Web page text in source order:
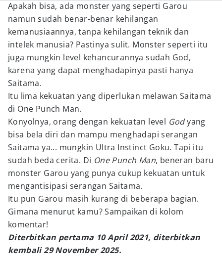
Apakah bisa, ada monster yang seperti Garou
namun sudah benar-benar kehilangan
kemanusiaannya, tanpa kehilangan teknik dan
intelek manusia? Pastinya sulit. Monster seperti itu
juga mungkin level kehancurannya sudah God,
karena yang dapat menghadapinya pasti hanya
Saitama.
Itu lima kekuatan yang diperlukan melawan Saitama
di One Punch Man.
Konyolnya, orang dengan kekuatan level Godyang
bisa bela diri dan mampu menghadapi serangan
Saitama ya... mungkin Ultra Instinct Goku. Tapi itu
sudah beda cerita. Di One Punch Man, beneran baru
monster Garou yang punya cukup kekuatan untuk
mengantisipasi serangan Saitama.
Itu pun Garou masih kurang di beberapa bagian.
Gimana menurut kamu? Sampaikan di kolom
komentar!
Diterbitkan pertama 10 April 2021, diterbitkan
kembali 29 November 2025.